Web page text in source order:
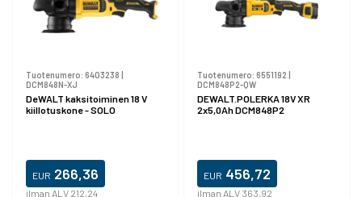
Tuotenumero: 6403238
DCM848N-XJ
DeWALT kaksitoiminen 18 V
kiillotuskone - SOLO
EUR 266,36
ilman ALV 212,24
Tuotenumero: 6551192
DCM848P2-QW
DEWALT.POLERKA 18V XR
2x5,0Ah DCM848P2
EUR 456,72
ilman ALV 363,92